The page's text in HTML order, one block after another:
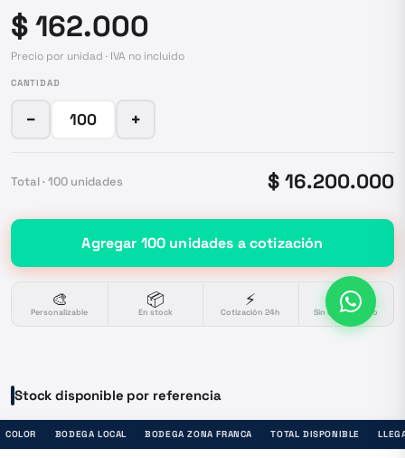
$ 162.000
Precio por unidad · IVA no incluido
CANTIDAD
− +
Total · 100 unidades $ 16.200.000
Agregar 100 unidades a cotización
🎨
Personalizable
📦
En stock
⚡
Cotización 24h
🔒
Sin compromiso
Stock disponible por referencia
COLOR BODEGA LOCAL BODEGA ZONA FRANCA TOTAL DISPONIBLE